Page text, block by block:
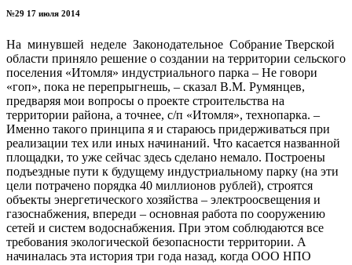
№29 17 июля 2014
На минувшей неделе Законодательное Собрание Тверской
области приняло решение о создании на территории сельского
поселения «Итомля» индустриального парка – Не говори
«гоп», пока не перепрыгнешь, – сказал В.М. Румянцев,
предваряя мои вопросы о проекте строительства на
территории района, а точнее, с/п «Итомля», технопарка. –
Именно такого принципа я и стараюсь придерживаться при
реализации тех или иных начинаний. Что касается названной
площадки, то уже сейчас здесь сделано немало. Построены
подъездные пути к будущему индустриальному парку (на эти
цели потрачено порядка 40 миллионов рублей), строятся
объекты энергетического хозяйства – электроосвещения и
газоснабжения, впереди – основная работа по сооружению
сетей и систем водоснабжения. При этом соблюдаются все
требования экологической безопасности территории. А
начиналась эта история три года назад, когда ООО НПО